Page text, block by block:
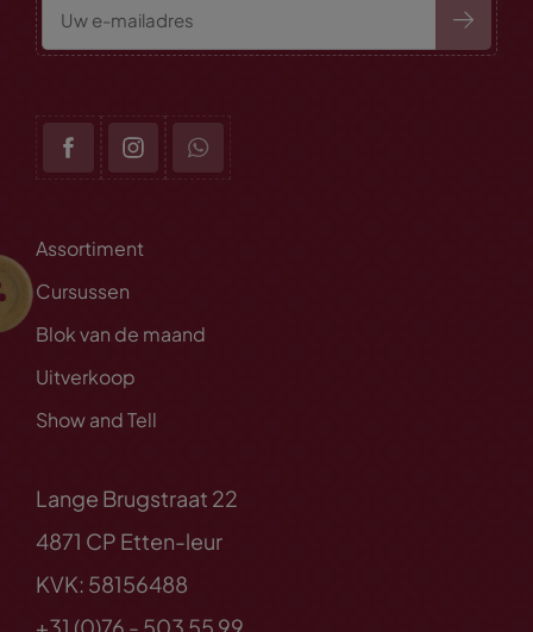
Assortiment
Cursussen
Blok van de maand
Uitverkoop
Show and Tell
Lange Brugstraat 22
4871 CP Etten-leur
KVK: 58156488